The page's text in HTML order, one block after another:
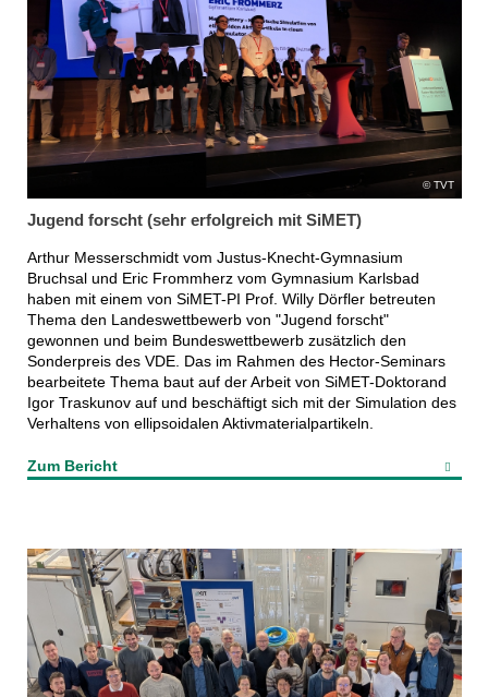
TVT
Jugend forscht (sehr erfolgreich mit SiMET)
Arthur Messerschmidt vom Justus-Knecht-Gymnasium
Bruchsal und Eric Frommherz vom Gymnasium Karlsbad
haben mit einem von SiMET-PI Prof. Willy Dörfler betreuten
Thema den Landeswettbewerb von "Jugend forscht"
gewonnen und beim Bundeswettbewerb zusätzlich den
Sonderpreis des VDE. Das im Rahmen des Hector-Seminars
bearbeitete Thema baut auf der Arbeit von SiMET-Doktorand
Igor Traskunov auf und beschäftigt sich mit der Simulation des
Verhaltens von ellipsoidalen Aktivmaterialpartikeln.
Zum Bericht